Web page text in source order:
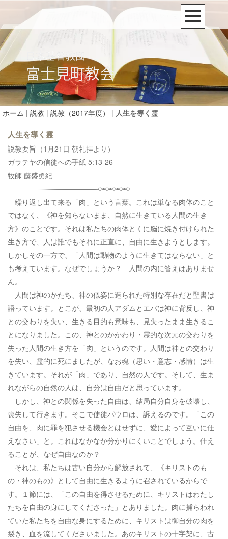
ホーム | 説教 | 説教（2017年度） | 人生を導く霊
人生を導く霊
説教要旨（1月21日 朝礼拝より）
ガラテヤの信徒への手紙 5:13-26
牧師 藤盛勇紀
繰り返し出て来る「肉」という言葉。これは単なる肉体のこと
ではなく、《神を知らないまま、自然に生きている人間の生き
方》のことです。それは私たちの肉体とくに脳に焼き付けられた
生き方で、人は誰でもそれに正直に、自由に生きようとします。
しかしその一方で、「人間は動物のように生きてはならない」と
も考えています。なぜでしょうか？ 人間の内に答えはありませ
ん。
人間は神のかたち、神の似姿に造られた特別な存在だと聖書は
語っています。とこが、最初の人アダムとエバは神に背反し、神
との交わりを失い、生きる目的も意味も、見失ったまま生きるこ
とになりました。この、神とのかかわり・霊的な次元の交わりを
失った人間の生き方を「肉」というのです。人間は神との交わり
を失い、霊的に死にましたが、なお魂（思い・意志・感情）は生
きています。それが「肉」であり、自然の人です。そして、生ま
れながらの自然の人は、自分は自由だと思っています。
しかし、神との関係を失った自由は、結局自分自身を破壊し、
喪失して行きます。そこで使徒パウロは、訴えるのです。「この
自由を、肉に罪を犯させる機会とはせずに、愛によって互いに仕
えなさい」と。これはなかなか分かりにくいことでしょう。仕え
ることが、なぜ自由なのか？
それは、私たちは古い自分から解放されて、《キリストのも
の・神のもの》として自由に生きるように召されているからで
す。１節には、「この自由を得させるために、キリストはわたし
たちを自由の身にしてくださった」とありました。肉に捕らわれ
ていた私たちを自由な身にするために、キリストは御自分の肉を
裂き、血を流してくださいました。あのキリストの十字架に、古